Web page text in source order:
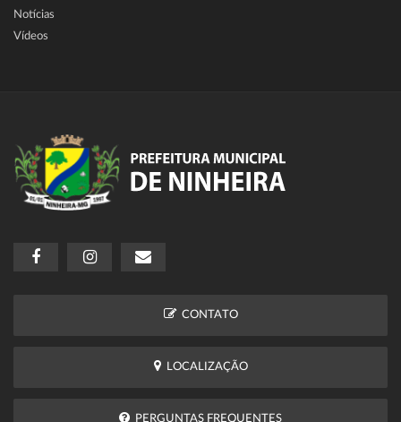
Notícias
Vídeos
CONTATO
LOCALIZAÇÃO
PERGUNTAS FREQUENTES